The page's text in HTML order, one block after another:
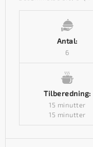
Antal:
6
Tilberedning:
15 minutter
15 minutter